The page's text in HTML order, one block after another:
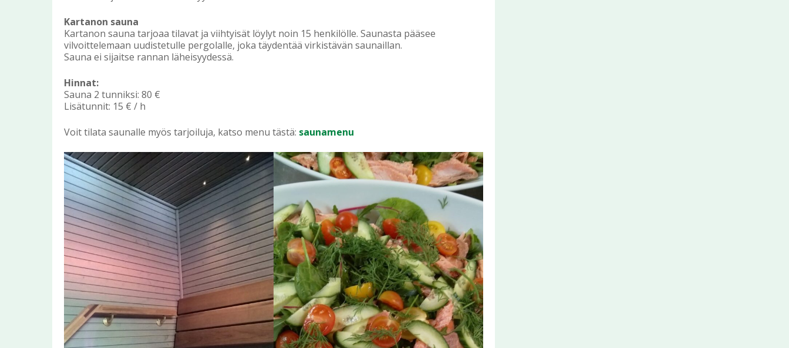
Kartanon sauna
Kartanon sauna tarjoaa tilavat ja viihtyisät löylyt noin 15 henkilölle. Saunasta pääsee
vilvoittelemaan uudistetulle pergolalle, joka täydentää virkistävän saunaillan.
Sauna ei sijaitse rannan läheisyydessä.
Hinnat:
Sauna 2 tunniksi: 80 €
Lisätunnit: 15 € / h
Voit tilata saunalle myös tarjoiluja, katso menu tästä: saunamenu